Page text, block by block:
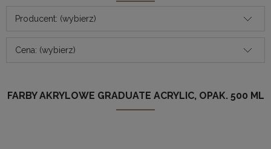
Producent: (wybierz)
Cena: (wybierz)
FARBY AKRYLOWE GRADUATE ACRYLIC, OPAK. 500 ML